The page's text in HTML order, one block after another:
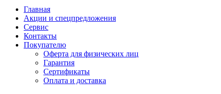
Главная
Акции и спецпредложения
Сервис
Контакты
Покупателю
Оферта для физических лиц
Гарантия
Сертификаты
Оплата и доставка